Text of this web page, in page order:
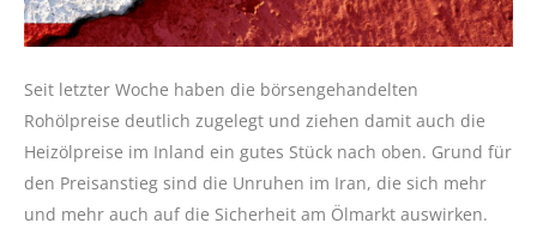
Seit letzter Woche haben die börsengehandelten
Rohölpreise deutlich zugelegt und ziehen damit auch die
Heizölpreise im Inland ein gutes Stück nach oben. Grund für
den Preisanstieg sind die Unruhen im Iran, die sich mehr
und mehr auch auf die Sicherheit am Ölmarkt auswirken.